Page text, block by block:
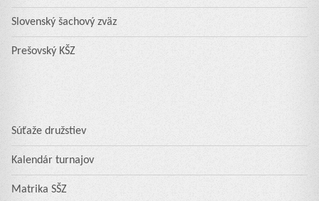
Slovenský šachový zväz
Prešovský KŠZ
Súťaže družstiev
Kalendár turnajov
Matrika SŠZ